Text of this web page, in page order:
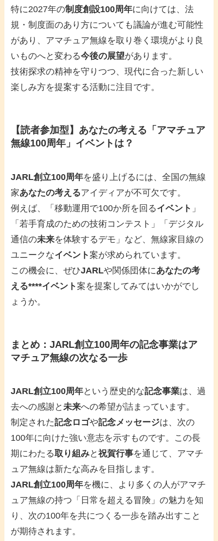
特に2027年の制度創設100周年に向けては、法
規・制度面のあり方についても議論が進む可能性
があり、アマチュア無線を取り巻く環境がより良
いものへと変わる今後の展望があります。
技術探求の精神を守りつつ、現代に合った新しい
楽しみ方を提案する活動に注目です。
【読者参加型】あなたの考える「アマチュア
無線100周年」イベントは？
JARL創立100周年を盛り上げるには、全国の無線
家あなたの考えるアイディアが不可欠です。
例えば、「移動運用で100か所を回るイベント 」
「若手育成のための技術コンテスト」「デジタル
通信の未来を体験するデモ」など、無線家目線の
ユニークなイベント案が求められています。
この機会に、ぜひJARLや関係団体にあなたの考
える****イベント案を提案してみてはいかがでし
ょうか。
まとめ：JARL創立100周年の記念事業はア
マチュア無線の次なる一歩
JARL創立100周年という歴史的な記念事業は、過
去への感謝と未来への希望が詰まっています。
制定された記念ロゴや記念メッセージは、次の
100年に向けた強い意志を示すものです。この長
期にわたる取り組みと祝賀行事を通じて、アマチ
ュア無線は新たな高みを目指します。
JARL創立100周年を機に、より多くの人がアマチ
ュア無線の持つ「日常を超える冒険」の魅力を知
り、次の100年を共につくる一歩を踏み出すこと
が期待されます。